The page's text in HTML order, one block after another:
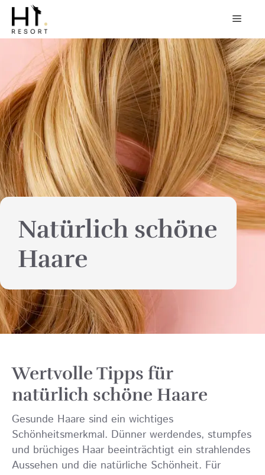
Zum
Inhalt
springen
Natürlich schöne
Haare
Wertvolle Tipps für
natürlich schöne Haare
Gesunde Haare sind ein wichtiges
Schönheitsmerkmal. Dünner werdendes, stumpfes
und brüchiges Haar beeinträchtigt ein strahlendes
Aussehen und die natürliche Schönheit. Für